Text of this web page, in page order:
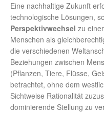
Eine nachhaltige Zukunft
technologische Lösungen,
Perspektivwechsel zu einer
Menschen als
die verschiedenen
Beziehungen zwischen
(Pflanzen, Tiere, Flüsse,
betrachtet, ohne dem
Sichtweise Rationalität
dominierende Stellung zu